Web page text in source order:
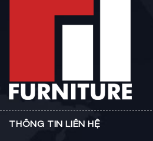
THÔNG TIN LIÊN HỆ